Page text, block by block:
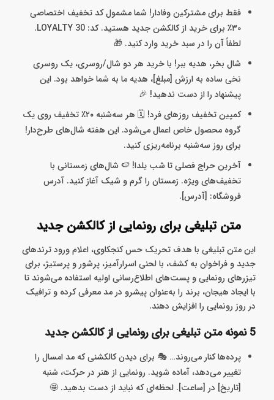
فقط برای مشترکین وفادار! شما مشمول کد تخفیف اختصاصی
۳۰٪ برای خرید از کالکشن جدید هستید. کد: LOYALTY 30.
لطفاً آن را در سبد خرید وارد کنید. 🎁
شال بخر، هدیه ببر! با خرید هر دو شال/روسری، یک روسری
نخی ساده به ارزش [مبلغ]، هدیه ما به شما خواهد بود. این
پیشنهاد را از دست ندهید! 🎉
کمپین تخفیف روزهای فرد! 🗓️ هر سه‌شنبه ۲۰٪ تخفیف روی یک
گروه محصول خاص اعمال می‌شود. این هفته شال‌های طرح‌دار!
برای روز سه‌شنبه برنامه‌ریزی کنید.
آخرین حراج فصلی تا شب یلدا! 🍉 شال‌های زمستانی با
تخفیف‌های ویژه. زمستان را گرم و شیک آغاز کنید. آدرس
فروشگاه: [آدرس].
متن تبلیغی برای رونمایی از کالکشن جدید
این متن‌ تبلیغی با هدف تحریک حس کنجکاوی، اعلام ورود ترندهای
جدید و فراخوان به کشف، با لحنی اسرارآمیز، پرشور و پرستیژ، برای
تیزرهای رونمایی و پست‌های اطلاع‌رسانی اولیه استفاده می‌شوند تا
با ایجاد هیجان، برند را به‌عنوان پیشرو در مد معرفی کرده و ترافیک
در روز رونمایی را افزایش دهند.
5 نمونه متن تبلیغی برای رونمایی از کالکشن جدید
پرده‌ها کنار می‌روند… 🎭 برای دیدن کالکشنی که مد امسال را
تغییر می‌دهد، آماده شوید. رونمایی از هنر در حرکت، شنبه
[تاریخ] در [ساعت]. لحظه‌ای که نباید از دست بدهید. 🤩